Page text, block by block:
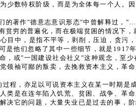
少数特权阶级，而是为全体每一个人
的著作"德意志意识形态"中曾解释过，
贫穷的普遍化，而在极端贫困的情况
目中，是指不平等，剥削，压迫，贪污
是他们忽略了其中一些细节，就是
，或"一国建设社会社义"这种观念，至
领袖可鄙的叛卖，去挽救资本主义，
程，亦足以可说资本主义在某一时期
类是在连年陷入饥荒、贫困、战争、革
决它的问题，大量失业已是过去的事，